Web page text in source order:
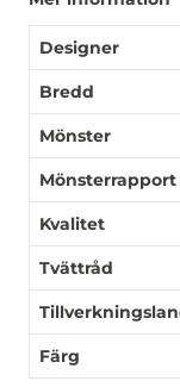
Designer
Bredd
Mönster
Mönsterrapport
Kvalitet
Tvättråd
Färg